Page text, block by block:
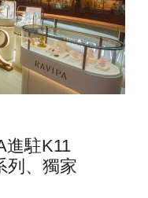
進駐K11
列、獨家